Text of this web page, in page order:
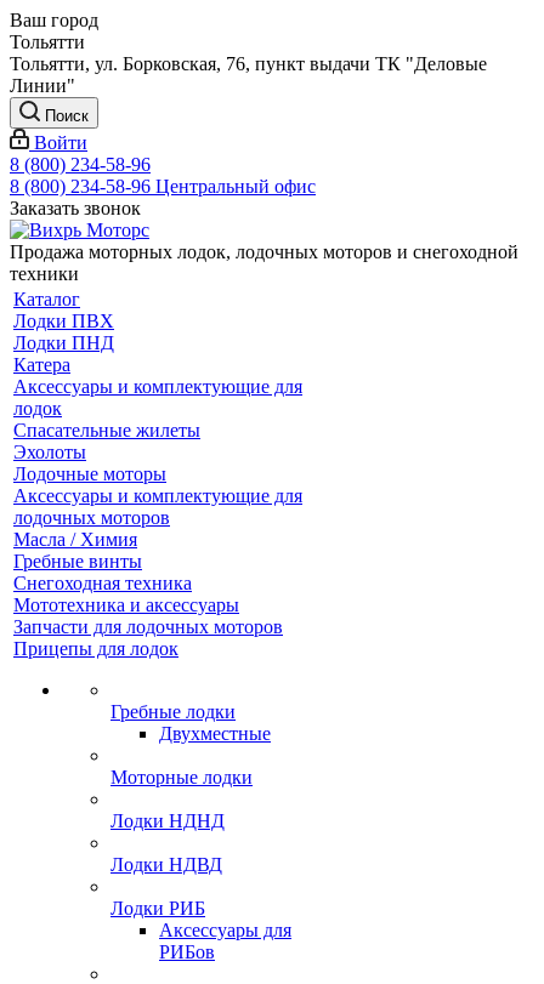
Ваш город
Тольятти
Тольятти, ул. Борковская, 76, пункт выдачи ТК "Деловые
Линии"
Поиск
Войти
8 (800) 234-58-96
8 (800) 234-58-96 Центральный офис
Заказать звонок
Продажа моторных лодок, лодочных моторов и снегоходной
техники
Каталог
Лодки ПВХ
Лодки ПНД
Катера
Аксессуары и комплектующие для
лодок
Спасательные жилеты
Эхолоты
Лодочные моторы
Аксессуары и комплектующие для
лодочных моторов
Масла / Химия
Гребные винты
Снегоходная техника
Мототехника и аксессуары
Запчасти для лодочных моторов
Прицепы для лодок
Гребные лодки
Двухместные
Моторные лодки
Лодки НДНД
Лодки НДВД
Лодки РИБ
Аксессуары для
РИБов